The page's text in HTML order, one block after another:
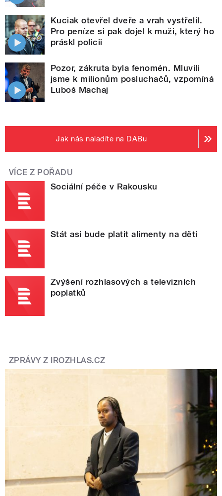
Kuciak otevřel dveře a vrah vystřelil.
Pro peníze si pak dojel k muži, který ho
práskl policii
Pozor, zákruta byla fenomén. Mluvili
jsme k milionům posluchačů, vzpomíná
Luboš Machaj
Jak nás naladíte na DABu
VÍCE Z POŘADU
Sociální péče v Rakousku
Stát asi bude platit alimenty na děti
Zvýšení rozhlasových a televizních
poplatků
ZPRÁVY Z IROZHLAS.CZ